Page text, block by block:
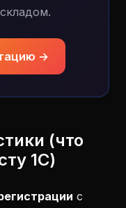
→
(что
1С)
с